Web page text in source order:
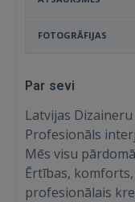
FOTOGRĀFIJAS
Par sevi
Latvijas Dizaineru
Profesionāls
Mēs visu
Ērtības,
profesionālais